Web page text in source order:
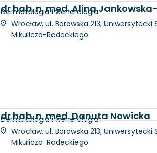
dr hab. n. med. Alina
Dermatologia i wenerologia
Wrocław, ul. Borowska 213,
Mikulicza-Radeckiego
dr hab. n. med. Danuta Nowicka
Dermatologia i wenerologia
Wrocław, ul. Borowska 213,
Mikulicza-Radeckiego